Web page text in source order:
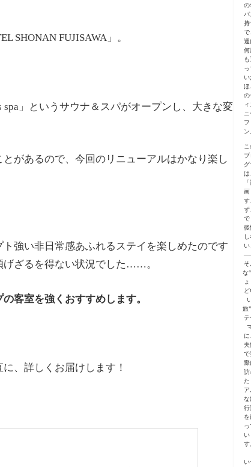
SHONAN FUJISAWA」。
spa」というサウナ＆スパがオープンし、大きな変
があるので、今回のリニューアルはかなり楽し
強い非日常感あふれるステイを楽しめたのです
げざるを得ない状況でした……。
客室を強くおすすめします。
、詳しくお届けします！
の
パ
持
で
週
何
も
っ
い
ほ
の
ニ
フ
ン
ブ
グ
は
画
す
ず
で
後
し
い
そ
な
ど
旅
テ
に
夫
で
際
訪
た
ア
な
行
を
っ
い
す
い